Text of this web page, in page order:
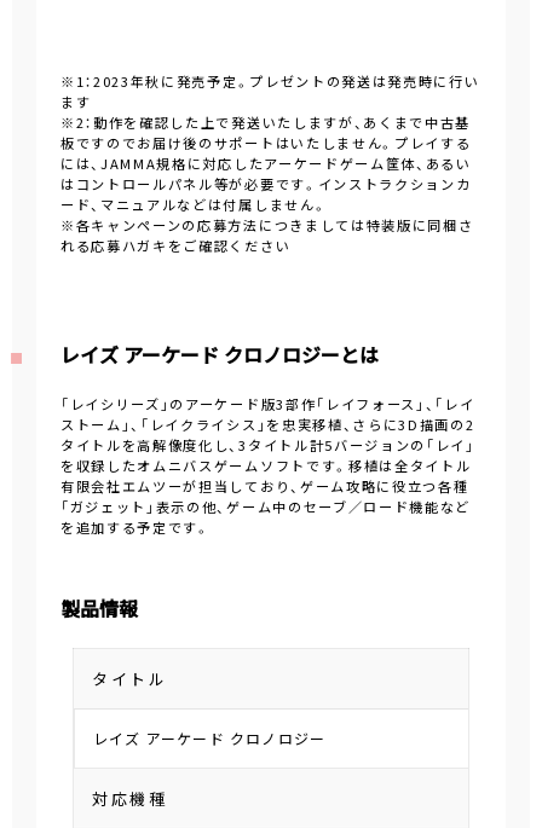
※1：2023年秋に発売予定。プレゼントの発送は発売時に行い
ます
※2：動作を確認した上で発送いたしますが、あくまで中古基
板ですのでお届け後のサポートはいたしません。プレイする
には、JAMMA規格に対応したアーケードゲーム筐体、あるい
はコントロールパネル等が必要です。インストラクションカ
ード、マニュアルなどは付属しません。
※各キャンペーンの応募方法につきましては特装版に同梱さ
れる応募ハガキをご確認ください
レイズ アーケード クロノロジーとは
「レイシリーズ」のアーケード版3部作「レイフォース」、「レイ
ストーム」、「レイクライシス」を忠実移植、さらに3D描画の2
タイトルを高解像度化し、3タイトル計5バージョンの「レイ」
を収録したオムニバスゲームソフトです。移植は全タイトル
有限会社エムツーが担当しており、ゲーム攻略に役立つ各種
「ガジェット」表示の他、ゲーム中のセーブ／ロード機能など
を追加する予定です。
製品情報
タイトル
レイズ アーケード クロノロジー
対応機種